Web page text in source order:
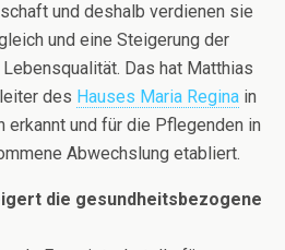
und deshalb verdienen sie
und eine Steigerung der
Das hat Matthias
des Hauses Maria Regina in
und für die Pflegenden in
Abwechslung etabliert.
die gesundheitsbezogene